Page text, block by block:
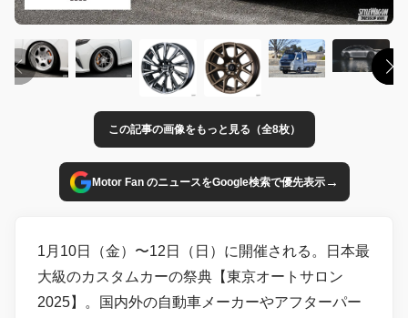
この記事の画像をもっと見る（全8枚）
Motor Fan のニュースをGoogle検索で優先表示→
1月10日（金）〜12日（日）に開催される。日本最
大級のカスタムカーの祭典【東京オートサロン
2025】。国内外の自動車メーカーやアフターパー